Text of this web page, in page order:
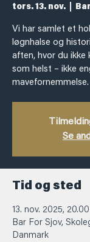
tors. 13. nov.
Vi har samlet et
løgnhalse og
aften, hvor du ikke
som helst – ikke
mavefornemmelse.
Se
Tid og sted
13. nov. 2025, 20.00
Bar For Sjov,
Danmark